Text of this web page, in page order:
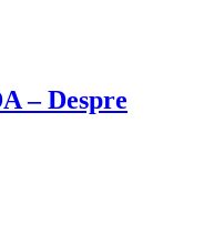
– Despre